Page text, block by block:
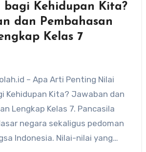
bagi Kehidupan Kita?
dan Pembahasan
Kelas 7
– Apa Arti Penting Nilai
Kehidupan Kita? Jawaban dan
Lengkap Kelas 7. Pancasila
negara sekaligus pedoman
Indonesia. Nilai-nilai yang